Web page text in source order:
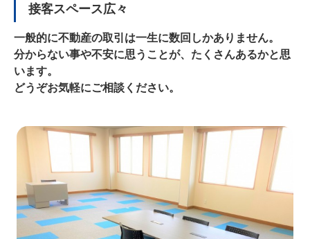
接客スペース広々
一般的に不動産の取引は一生に数回しかありません。
分からない事や不安に思うことが、たくさんあるかと思
います。
どうぞお気軽にご相談ください。